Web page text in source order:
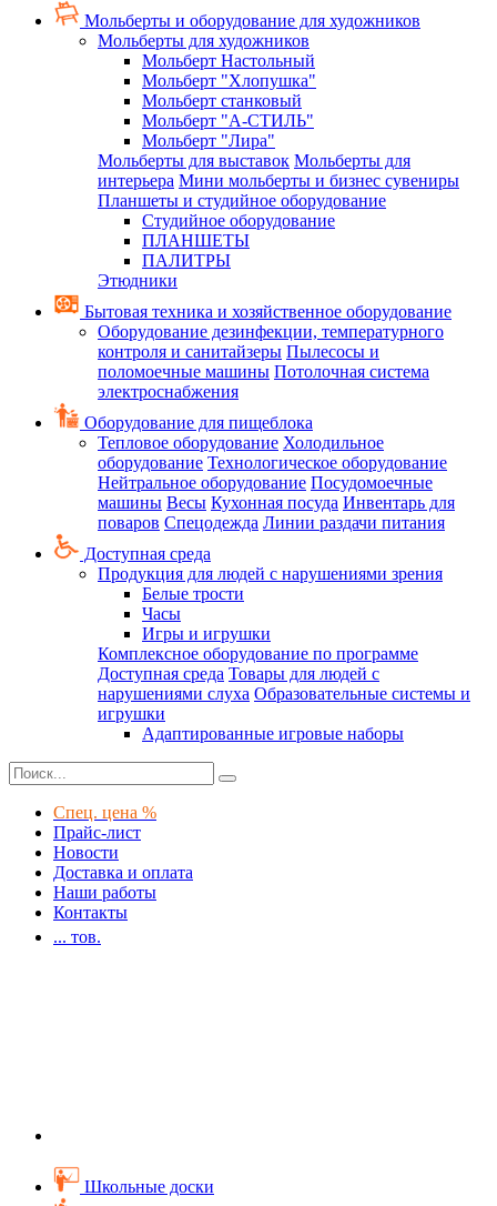
Мольберты и оборудование для художников
Мольберты для художников
Мольберт Настольный
Мольберт "Хлопушка"
Мольберт станковый
Мольберт "А-СТИЛЬ"
Мольберт "Лира"
Мольберты для выставок Мольберты для
интерьера Мини мольберты и бизнес сувениры
Планшеты и студийное оборудование
Студийное оборудование
ПЛАНШЕТЫ
ПАЛИТРЫ
Этюдники
Бытовая техника и хозяйственное оборудование
Оборудование дезинфекции, температурного
контроля и санитайзеры Пылесосы и
поломоечные машины Потолочная система
электроснабжения
Оборудование для пищеблока
Тепловое оборудование Холодильное
оборудование Технологическое оборудование
Нейтральное оборудование Посудомоечные
машины Весы Кухонная посуда Инвентарь для
поваров Спецодежда Линии раздачи питания
Доступная среда
Продукция для людей с нарушениями зрения
Белые трости
Часы
Игры и игрушки
Комплексное оборудование по программе
Доступная среда Товары для людей с
нарушениями слуха Образовательные системы и
игрушки
Адаптированные игровые наборы
Спец. цена %
Прайс-лист
Новости
Доставка и оплата
Наши работы
Контакты
... тов.
Школьные доски